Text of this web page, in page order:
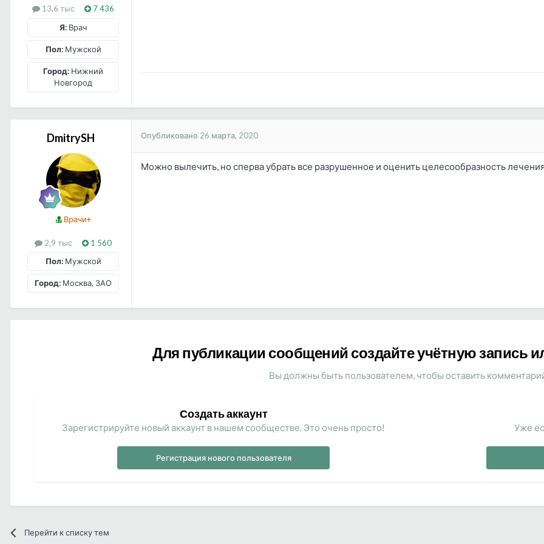
13,6 тыс
7 436
Я: Врач
Пол:Мужской
Город: Нижний
Новгород
DmitrySH
Врачи+
2,9 тыс
1 560
Пол:Мужской
Город: Москва, ЗАО
Опубликовано 26 марта, 2020
Можно вылечить, но сперва убрать все разрушенное и оценить целесообразность
Для публикации сообщений создайте учётную запись
Вы должны быть пользователем, чтобы оставить
Создать аккаунт
Зарегистрируйте новый аккаунт в нашем сообществе. Это очень просто!
Регистрация нового пользователя
Уже
Перейти к списку тем